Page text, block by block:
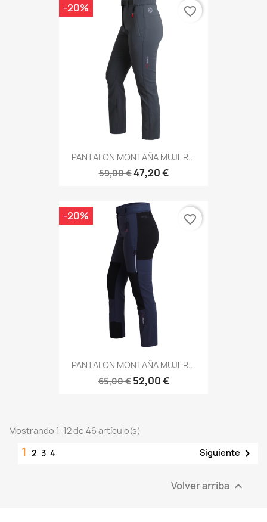
PANTALON MONTAÑA MUJER...
59,00 €47,20 €
-20% favorite_border
PANTALON MONTAÑA MUJER...
65,00 € 52,00 €
-20% favorite_border
Mostrando 1-12 de 46 artículo(s)
1 2 3 4 Siguiente 
Volver arriba 